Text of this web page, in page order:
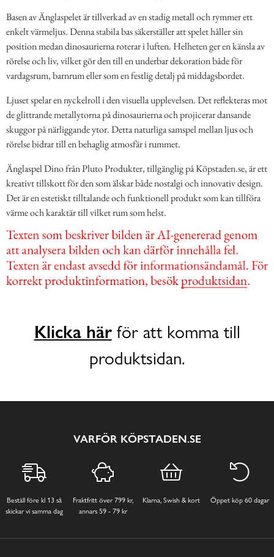
Basen av Änglaspelet är tillverkad av en stadig metall och rymmer ett
enkelt värmeljus. Denna stabila bas säkerställer att spelet håller sin
position medan dinosaurierna roterar i luften. Helheten ger en känsla av
rörelse och liv, vilket gör den till en underbar dekoration både för
vardagsrum, barnrum eller som en festlig detalj på middagsbordet.
Ljuset spelar en nyckelroll i den visuella upplevelsen. Det reflekteras mot
de glittrande metallytorna på dinosaurierna och projicerar dansande
skuggor på närliggande ytor. Detta naturliga samspel mellan ljus och
rörelse bidrar till en behaglig atmosfär i rummet.
Änglaspel Dino från Pluto Produkter, tillgänglig på Köpstaden.se, är ett
kreativt tillskott för den som älskar både nostalgi och innovativ design.
Det är en estetiskt tilltalande och funktionell produkt som kan tillföra
värme och karaktär till vilket rum som helst.
Klicka härför att komma till
produktsidan.
VARFÖR KÖPSTADEN.SE
Beställ före kl 13 så
skickar vi samma dag
Fraktfritt över 799 kr,
annars 59 - 79 kr
Klarna, Swish & kort Öppet köp 60 dagar